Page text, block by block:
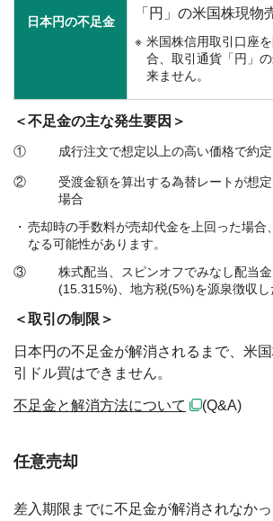
日本円の不足金
「円」の米国株現物
米国株信用取引口座
合、取引通貨「円」
来ません。
＜不足金の主な発生要因＞
① 成行注文で想定以上の高い価格で約
②
受渡金額を算出する為替レートが想
場合
売却時の手数料が売却代金を上回った場合
なる可能性があります。
③
株式配当、スピンオフでみなし配当
(15.315%)、地方税(5%)を源泉徴収し
＜取引の制限＞
日本円の不足金が解消されるまで、米
引ドル買はできません。
不足金と解消方法について (Q&A)
任意売却
差入期限までに不足金が解消されなか